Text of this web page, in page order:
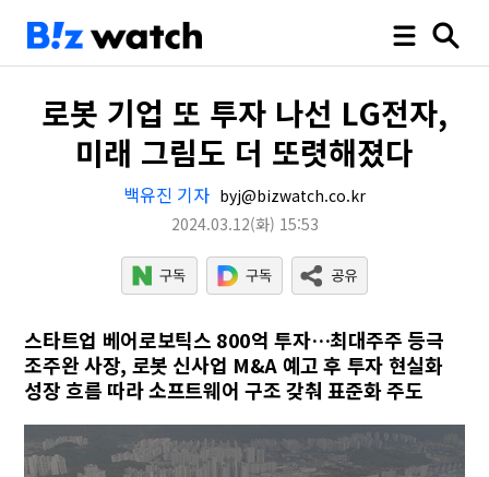
로봇 기업 또 투자 나선 LG전자,
미래 그림도 더 또렷해졌다
백유진 기자 byj@bizwatch.co.kr
2024.03.12(화) 15:53
스타트업 베어로보틱스 800억 투자…최대주주 등극
조주완 사장, 로봇 신사업 M&A 예고 후 투자 현실화
성장 흐름 따라 소프트웨어 구조 갖춰 표준화 주도